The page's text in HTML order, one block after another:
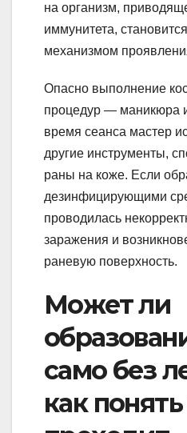
на организм,
иммунитета,
механизмом
Опасно выполнение
процедур — маникюра
время сеанса мастер
другие инструменты,
раны на коже. Если
дезинфицирующими
проводилась
заражения и
раневую поверхность.
Может ли
само без
как